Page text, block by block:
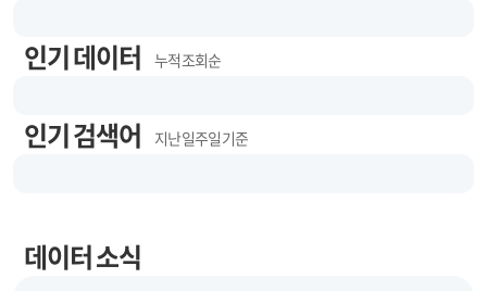
인기 데이터 누적 조회순
인기 검색어 지난 일주일 기준
데이터 소식